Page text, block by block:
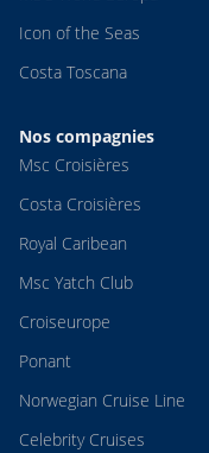
Icon of the Seas
Costa Toscana
Nos compagnies
Msc Croisières
Costa Croisières
Royal Caribean
Msc Yatch Club
Croiseurope
Ponant
Norwegian Cruise Line
Celebrity Cruises